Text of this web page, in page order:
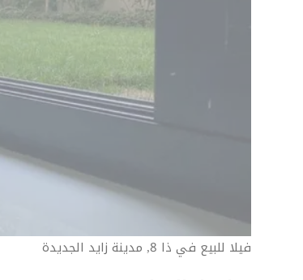
فيلا للبيع في ذا 8, مدينة زايد الجديدة